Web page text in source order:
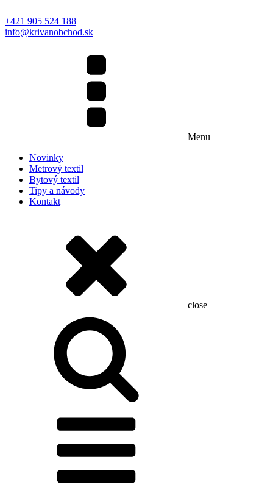
+421 905 524 188
info@krivanobchod.sk
Menu
Novinky
Metrový textil
Bytový textil
Tipy a návody
Kontakt
close